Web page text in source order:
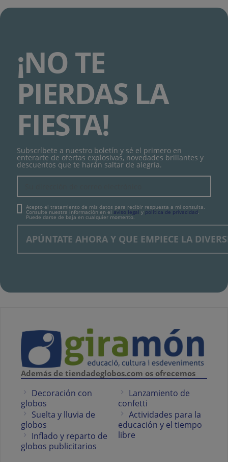
¡NO TE
PIERDAS LA
FIESTA!
Subscríbete a nuestro boletín y sé el primero en
enterarte de ofertas explosivas, novedades brillantes y
descuentos que te harán saltar de alegría.
Acepto el tratamiento de mis datos para recibir respuesta a mi consulta.
Consulte nuestra información en el aviso legal y política de privacidad.
Puede darse de baja en cualquier momento.
Además de tiendadeglobos.com os ofrecemos
Decoración con
globos
Suelta y lluvia de
globos
Inflado y reparto de
globos publicitarios
Lanzamiento de
confetti
Actividades para la
educación y el tiempo
libre